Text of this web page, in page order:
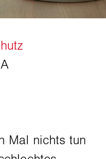
Mal nichts tun